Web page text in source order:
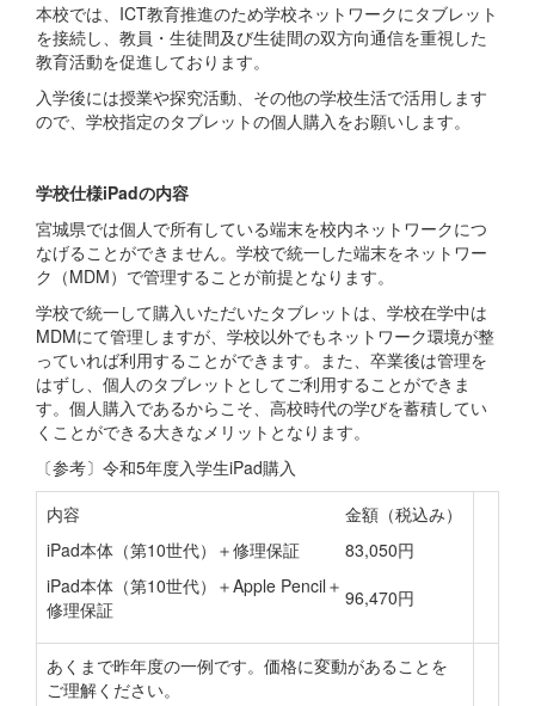
本校では、ICT教育推進のため学校ネットワークにタブレット
を接続し、教員・生徒間及び生徒間の双方向通信を重視した
教育活動を促進しております。
入学後には授業や探究活動、その他の学校生活で活用します
ので、学校指定のタブレットの個人購入をお願いします。
学校仕様iPadの内容
宮城県では個人で所有している端末を校内ネットワークにつ
なげることができません。学校で統一した端末をネットワー
ク（MDM）で管理することが前提となります。
学校で統一して購入いただいたタブレットは、学校在学中は
MDMにて管理しますが、学校以外でもネットワーク環境が整
っていれば利用することができます。また、卒業後は管理を
はずし、個人のタブレットとしてご利用することができま
す。個人購入であるからこそ、高校時代の学びを蓄積してい
くことができる大きなメリットとなります。
〔参考〕令和5年度入学生iPad購入
内容
金額（税込み）
iPad本体（第10世代）＋修理保証
83,050円
iPad本体（第10世代）＋Apple Pencil＋
修理保証
96,470円
あくまで昨年度の一例です。価格に変動があることを
ご理解ください。